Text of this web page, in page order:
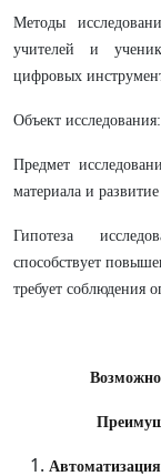
Методы
учителей и
цифровых
Объект
Предмет
материала и
Гипотеза
способствует
требует соблюдения